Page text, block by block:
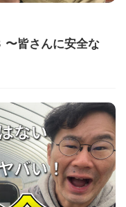
〜皆さんに安全な